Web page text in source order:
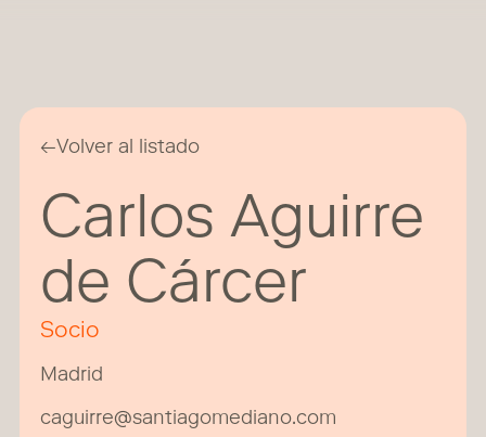
←Volver al listado
Socio
Madrid
caguirre@santiagomediano.com
Carlos Aguirre
de Cárcer